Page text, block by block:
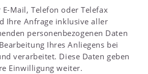
E-Mail, Telefon oder Telefax
Ihre Anfrage inklusive aller
personenbezogenen Daten
Ihres Anliegens bei
verarbeitet. Diese Daten geben
Einwilligung weiter.